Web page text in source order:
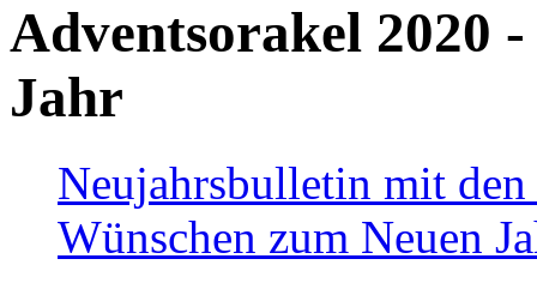
Adventsorakel 2020
Jahr
Neujahrsbulletin mit den
Wünschen zum Neuen